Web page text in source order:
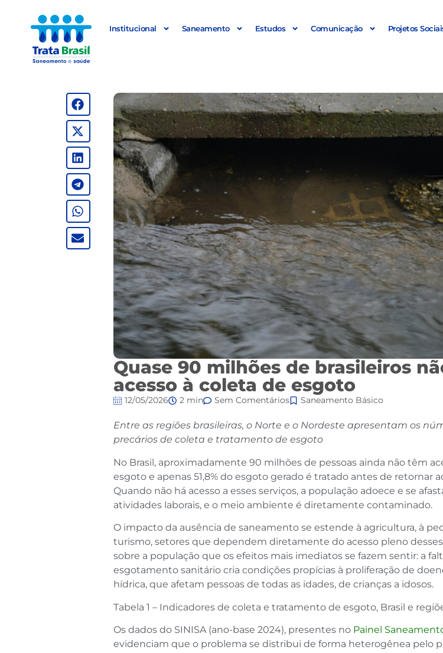
Institucional Saneamento Estudos Comunicação Projetos
Quase 90 milhões de brasileiros
acesso à coleta de esgoto
12/05/2026 2 min Sem Comentários Saneamento Básico
Entre as regiões brasileiras, o Norte e o Nordeste apresentam os
precários de coleta e tratamento de esgoto
No Brasil, aproximadamente 90 milhões de pessoas ainda não têm
esgoto e apenas 51,8% do esgoto gerado é tratado antes de retornar
Quando não há acesso a esses serviços, a população adoece e se
atividades laborais, e o meio ambiente é diretamente contaminado.
O impacto da ausência de saneamento se estende à agricultura, à
turismo, setores que dependem diretamente do acesso pleno desses
sobre a população que os efeitos mais imediatos se fazem sentir: a
esgotamento sanitário cria condições propícias à proliferação de
hídrica, que afetam pessoas de todas as idades, de crianças a idosos.
Tabela 1 – Indicadores de coleta e tratamento de esgoto, Brasil e
Os dados do SINISA (ano-base 2024), presentes no Painel
evidenciam que o problema se distribui de forma heterogênea pelo